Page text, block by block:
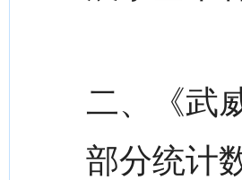
二、《武
部分统计